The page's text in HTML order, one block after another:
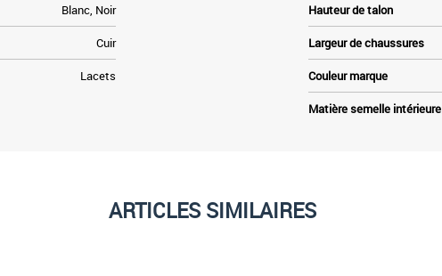
Blanc, Noir
Cuir
Lacets
Hauteur de talon
Largeur de chaussures
Couleur marque
Matière semelle intérieure
ARTICLES SIMILAIRES